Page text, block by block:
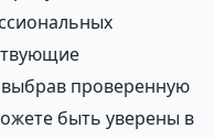
проверенную
быть уверены в